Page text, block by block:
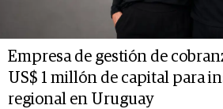
Empresa de gestión de
US$ 1 millón de capital para
regional en Uruguay